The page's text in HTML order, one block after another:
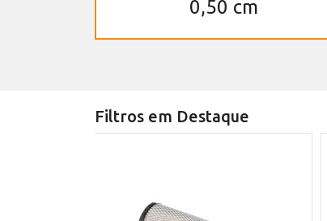
0,50 cm
Filtros em Destaque